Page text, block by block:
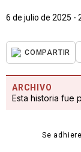
6 de julio de 2025 -
COMPARTIR
ARCHIVO
Esta historia fue
Se